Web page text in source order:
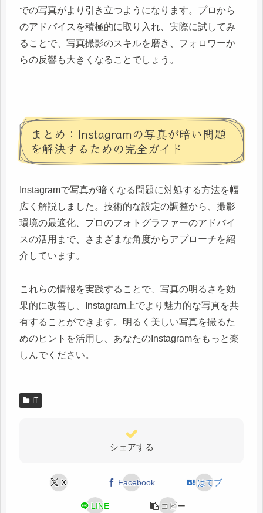
での写真がより引き立つようになります。プロから
のアドバイスを積極的に取り入れ、実際に試してみ
ることで、写真撮影のスキルを磨き、フォロワーか
らの反響も大きくなることでしょう。
まとめ：Instagramの写真が暗い問題
を解決するための完全ガイド
Instagramで写真が暗くなる問題に対処する方法を幅
広く解説しました。技術的な設定の調整から、撮影
環境の最適化、プロのフォトグラファーのアドバイ
スの活用まで、さまざまな角度からアプローチを紹
介しています。
これらの情報を実践することで、写真の明るさを効
果的に改善し、Instagram上でより魅力的な写真を共
有することができます。明るく美しい写真を撮るた
めのヒントを活用し、あなたのInstagramをもっと楽
しんでください。
IT
シェアする
X Facebook はてブ
LINE コピー